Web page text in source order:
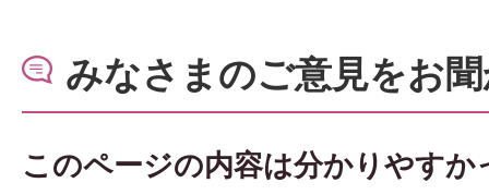
みなさまのご意見をお
このページの内容は分かりやすか